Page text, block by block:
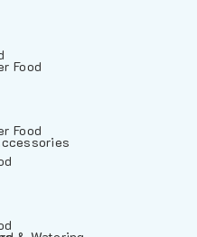
Food
Food